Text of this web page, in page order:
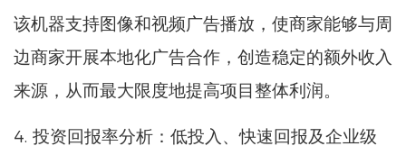
该机器支持图像和视频广告播放，使商家能够与周
边商家开展本地化广告合作，创造稳定的额外收入
来源，从而最大限度地提高项目整体利润。
4. 投资回报率分析：低投入、快速回报及企业级